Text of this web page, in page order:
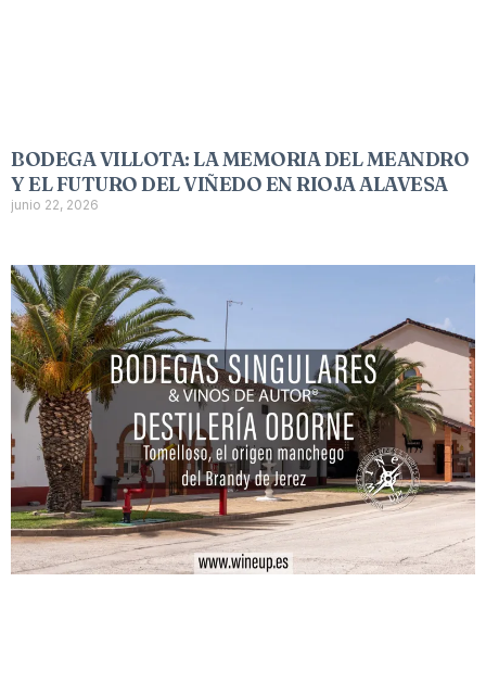
BODEGA VILLOTA: LA MEMORIA DEL MEANDRO
Y EL FUTURO DEL VIÑEDO EN RIOJA ALAVESA
junio 22, 2026